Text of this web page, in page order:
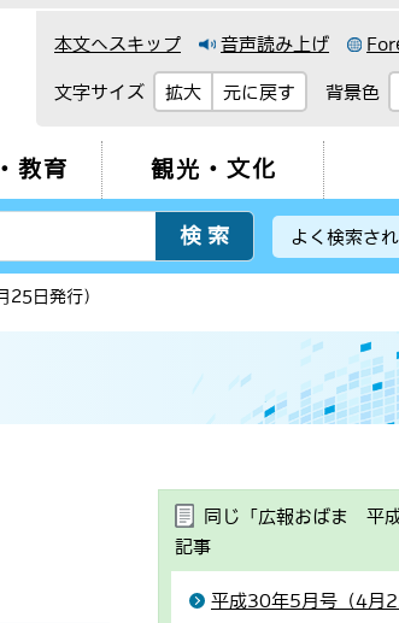
本文へスキップ 音声読み上げ
文字サイズ 拡大 元に戻す 背景色
教育 観光・文化
よく検索さ
25日発行）
同じ「広報おばま 平
記事
平成30年5月号（4月